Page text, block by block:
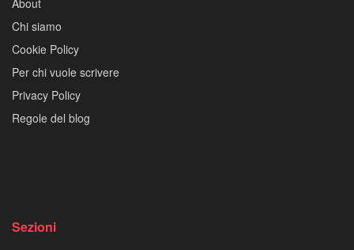
Chi siamo
Cookie Policy
Per chi vuole scrivere
Privacy Policy
Regole del blog
Sezioni